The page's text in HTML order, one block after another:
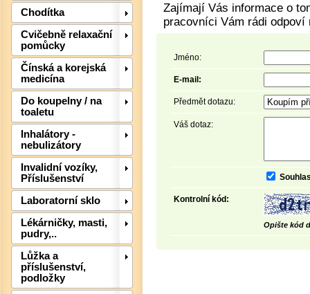
Chodítka
Cvičebně relaxační
pomůcky
Čínská a korejská
medicína
Do koupelny / na
toaletu
Inhalátory -
nebulizátory
Invalidní vozíky,
Příslušenství
Laboratorní sklo
Lékárničky, masti,
pudry,..
Lůžka a
příslušenství,
podložky
Zajímají Vás informace o
pracovníci Vám rádi odpoví
Jméno:
E-mail:
Předmět dotazu:
Váš dotaz:
Kontrolní kód:
Opište kód